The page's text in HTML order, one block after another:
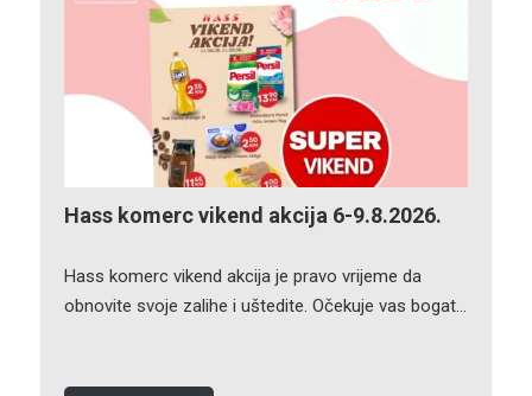
Hass komerc vikend akcija 6-9.8.2026.
Hass komerc vikend akcija je pravo vrijeme da
obnovite svoje zalihe i uštedite. Očekuje vas bogat…